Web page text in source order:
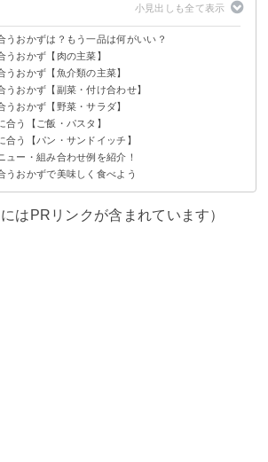
うおかずは？もう一品は何がいい？
うおかず【肉の主菜】
辛炒め
グリル
うおかず【魚介類の主菜】
焼き
ルーノ風炒め
うおかず【副菜・付け合わせ】
ムレツ
ルチーズフライ
うおかず【野菜・サラダ】
ラダ
シー
ベーコンのキッシュ
ダ
合う【ご飯・パスタ】
コ
合う【パン・サンドイッチ】
チストサンド
ュー・組み合わせ例を紹介！
うおかずで美味しく食べよう
にはPRリンクが含まれています）